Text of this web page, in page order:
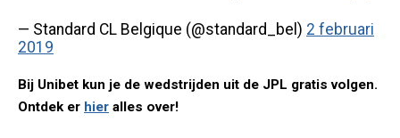
— Standard CL Belgique (@standard_bel) 2 februari
2019
Bij Unibet kun je de wedstrijden uit de JPL gratis volgen.
Ontdek er hier alles over!